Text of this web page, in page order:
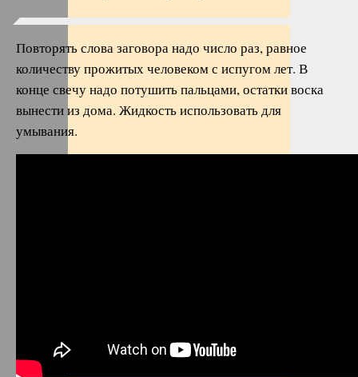
Повторять слова заговора надо число раз, равное
количеству прожитых человеком с испугом лет. В
конце свечу надо потушить пальцами, остатки воска
вынести из дома. Жидкость использовать для
умывания.